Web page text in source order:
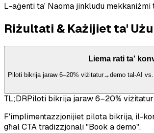
L-aġenti ta' Naoma jinkludu
Riżultati & Każijiet ta' Użu
Liema rati ta'
Piloti bikrija jaraw 6–20% viżitatur→demo tal-AI
TL;DRPiloti bikrija jaraw 6–20%
F'implimentazzjonijiet pilota bikrija, il-
għal CTA tradizzjonali "Book a demo".